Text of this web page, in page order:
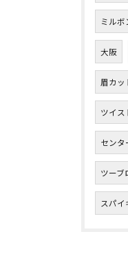
ミルボ
大阪
眉カッ
ツイス
センタ
ツーブ
スパイ